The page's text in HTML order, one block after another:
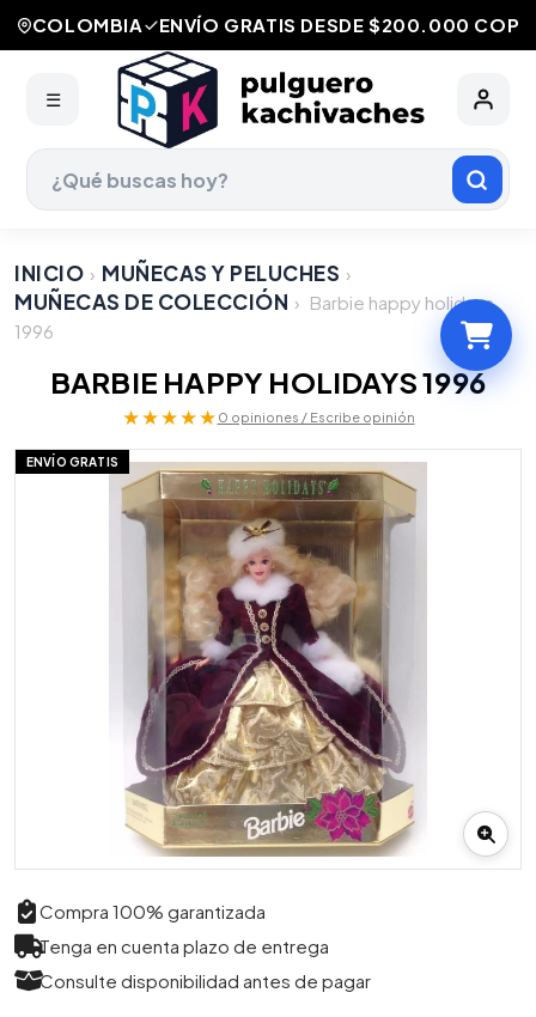
COLOMBIA ENVÍO GRATIS DESDE $200.000 COP
☰
INICIO › MUÑECAS Y PELUCHES ›
MUÑECAS DE COLECCIÓN › Barbie happy holidays
1996
BARBIE HAPPY HOLIDAYS 1996
★★★★★ 0 opiniones / Escribe opinión
ENVÍO GRATIS
Compra 100% garantizada
Tenga en cuenta plazo de entrega
Consulte disponibilidad antes de pagar